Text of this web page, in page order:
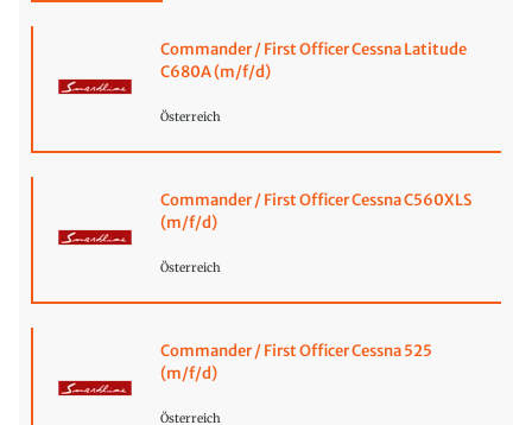
Commander / First Officer Cessna Latitude
C680A (m/f/d)
Österreich
Commander / First Officer Cessna C560XLS
(m/f/d)
Österreich
Commander / First Officer Cessna 525
(m/f/d)
Österreich